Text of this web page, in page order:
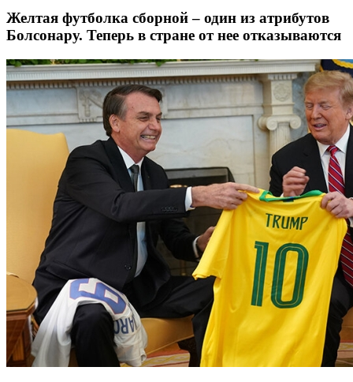
Желтая футболка сборной – один из атрибутов
Болсонару. Теперь в стране от нее отказываются